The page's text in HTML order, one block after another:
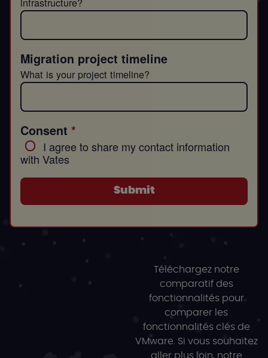
Migration project timeline
What is your project timeline?
Consent
I agree to share my contact information
with Vates
Submit
Téléchargez notre
comparatif des
fonctionnalités pour
comparer les
fonctionnalités clés de
VMware. Si vous souhaitez
aller plus loin, notre